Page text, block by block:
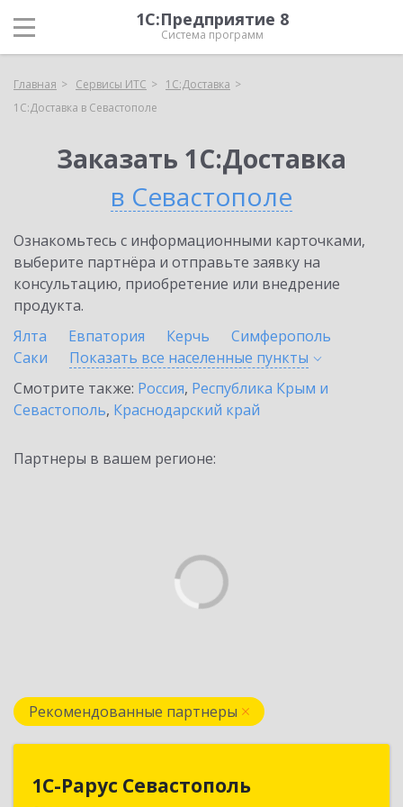
1С:Предприятие 8
Система программ
Главная Сервисы ИТС
1С:Доставка
1С:Доставка в Севастополе
Заказать 1С:Доставка
в Севастополе
Ознакомьтесь с информационными карточками,
выберите партнёра и отправьте заявку на
консультацию, приобретение или внедрение
продукта.
Ялта
Евпатория Керчь
Симферополь
Саки
Показать все населенные пункты
Смотрите также: Россия, Республика Крым и
Севастополь, Краснодарский край
Партнеры в вашем регионе:
Рекомендованные партнеры
1С-Рарус Севастополь